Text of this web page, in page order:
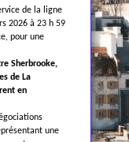
de la ligne
2026 à 23 h 59
pour une
Sherbrooke,
de La
en
une